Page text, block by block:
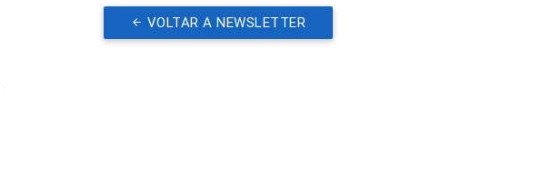
VOLTAR A NEWSLETTER